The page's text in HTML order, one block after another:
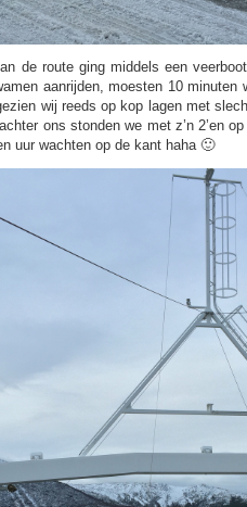
de route ging middels een
aanrijden, moesten 10 minuten
wij reeds op kop lagen met
ons stonden we met z’n 2’en
uur wachten op de kant haha 🙂